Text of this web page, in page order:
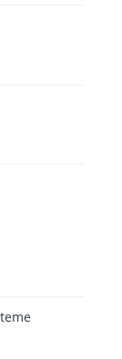
Video
der Mutter
sondern
den